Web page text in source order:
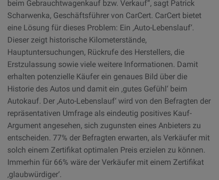
beim Gebrauchtwagenkauf bzw. Verkauf“, sagt Patrick
Scharwenka, Geschäftsführer von CarCert. CarCert bietet
eine Lösung für dieses Problem: Ein ‚Auto-Lebenslauf‘.
Dieser zeigt historische Kilometerstände,
Hauptuntersuchungen, Rückrufe des Herstellers, die
Erstzulassung sowie viele weitere Informationen. Damit
erhalten potenzielle Käufer ein genaues Bild über die
Historie des Autos und damit ein ‚gutes Gefühl‘ beim
Autokauf. Der ‚Auto-Lebenslauf‘ wird von den Befragten der
repräsentativen Umfrage als eindeutig positives Kauf-
Argument angesehen, sich zugunsten eines Anbieters zu
entscheiden. 77% der Befragten erwarten, als Verkäufer mit
solch einem Zertifikat optimalen Preis erzielen zu können.
Immerhin für 66% wäre der Verkäufer mit einem Zertifikat
‚glaubwürdiger‘.